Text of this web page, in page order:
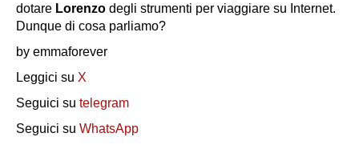
dotare Lorenzo degli strumenti per viaggiare su Internet.
Dunque di cosa parliamo?
by emmaforever
Leggici su X
Seguici su telegram
Seguici su WhatsApp